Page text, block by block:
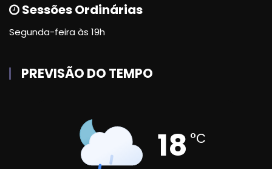
Sessões Ordinárias
Segunda-feira às 19h
PREVISÃO DO TEMPO
18 °C